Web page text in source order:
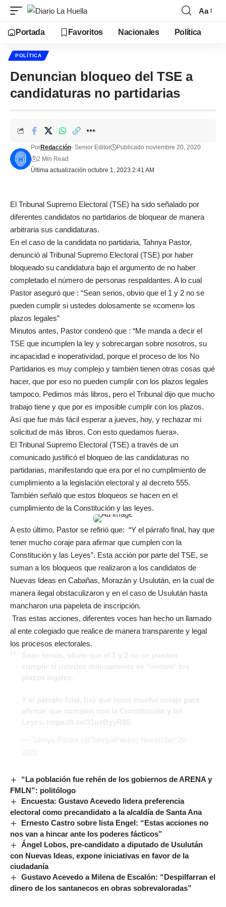
Aa
Portada Favoritos Nacionales Política
POLÍTICA
Denuncian bloqueo del TSE a
candidaturas no partidarias
Última actualización octubre 1, 2023 2:41 AM
PorRedacción- Senior Editor
Publicado noviembre 20, 2020
2 Min Read
El Tribunal Supremo Electoral (TSE) ha sido señalado por
diferentes candidatos no partidarios de bloquear de manera
arbitraria sus candidaturas.
En el caso de la candidata no partidaria, Tahnya Pastor,
denunció al Tribunal Supremo Electoral (TSE) por haber
bloqueado su candidatura bajo el argumento de no haber
completado el número de personas respaldantes. A lo cual
Pastor aseguró que : “Sean serios, obvio que el 1 y 2 no se
pueden cumplir si ustedes dolosamente se «comen» los
plazos legales”
Minutos antes, Pastor condenó que : “Me manda a decir el
TSE que incumplen la ley y sobrecargan sobre nosotros, su
incapacidad e inoperatividad, porque el proceso de los No
Partidarios es muy complejo y también tienen otras cosas qué
hacer, que por eso no pueden cumplir con los plazos legales
tampoco. Pedimos más libros, pero el Tribunal dijo que mucho
trabajo tiene y que por es imposible cumplir con los plazos.
Así que fue más fácil esperar a jueves, hoy, y rechazar mi
solicitud de más libros. Con esto quedamos fuera».
El Tribunal Supremo Electoral (TSE) a través de un
comunicado justificó el bloqueo de las candidaturas no
partidarias, manifestando que era por el no cumplimiento de
cumplimiento a la legislación electoral y al decreto 555.
También señaló que estos bloqueos se hacen en el
cumplimiento de la Constitución y las leyes.
A esto último, Pastor se refirió que: “Y el párrafo final, hay que
tener mucho coraje para afirmar que cumplen con la
Constitución y las Leyes”. Esta acción por parte del TSE, se
suman a los bloqueos que realizaron a los candidatos de
Nuevas Ideas en Cabañas, Morazán y Usulután, en la cual de
manera ilegal obstaculizaron y en el caso de Usulután hasta
mancharon una papeleta de inscripción.
Tras estas acciones, diferentes voces han hecho un llamado
al ente colegiado que realice de manera transparente y legal
los procesos electorales.
“La población fue rehén de los gobiernos de ARENA y
FMLN”: politólogo
Encuesta: Gustavo Acevedo lidera preferencia
electoral como precandidato a la alcaldía de Santa Ana
Ernesto Castro sobre lista Engel: “Estas acciones no
nos van a hincar ante los poderes fácticos”
Ángel Lobos, pre-candidato a diputado de Usulután
con Nuevas Ideas, expone iniciativas en favor de la
ciudadanía
Gustavo Acevedo a Milena de Escalón: “Despilfarran el
dinero de los santanecos en obras sobrevaloradas”